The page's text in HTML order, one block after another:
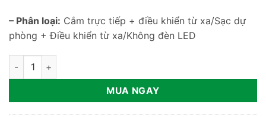
– Phân loại: Cắm trực tiếp + điều khiển từ xa/Sạc dự
phòng + Điều khiển từ xa/Không đèn LED
Tranh đèn phi hành gia độc đáo TT65 số lượng
MUA NGAY